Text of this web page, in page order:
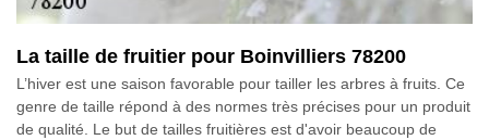
La taille de fruitier pour Boinvilliers 78200
L’hiver est une saison favorable pour tailler les arbres à fruits. Ce
genre de taille répond à des normes très précises pour un produit
de qualité. Le but de tailles fruitières est d'avoir beaucoup de